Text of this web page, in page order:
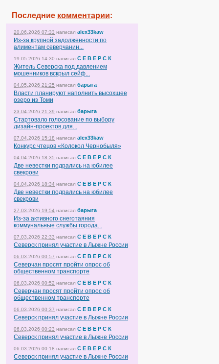
Последние комментарии:
20.06.2026 07:33 написал alex33kaw
Из-за крупной задолженности по
алиментам северчанин...
19.05.2026 14:30 написал С Е В Е Р С К
Житель Северска под давлением
мошенников вскрыл сейф...
04.05.2026 21:25 написал барыга
Власти планируют наполнить высохшее
озеро из Томи
23.04.2026 21:39 написал барыга
Стартовало голосование по выбору
дизайн-проектов для...
07.04.2026 15:18 написал alex33kaw
Конкурс чтецов «Колокол Чернобыля»
04.04.2026 18:35 написал С Е В Е Р С К
Две невестки подрались на юбилее
свекрови
04.04.2026 18:34 написал С Е В Е Р С К
Две невестки подрались на юбилее
свекрови
27.03.2026 19:54 написал барыга
Из-за активного снеготаяния
коммунальные службы города...
07.03.2026 22:33 написал С Е В Е Р С К
Северск принял участие в Лыжне России
06.03.2026 00:57 написал С Е В Е Р С К
Северчан просят пройти опрос об
общественном транспорте
06.03.2026 00:52 написал С Е В Е Р С К
Северчан просят пройти опрос об
общественном транспорте
06.03.2026 00:37 написал С Е В Е Р С К
Северск принял участие в Лыжне России
06.03.2026 00:23 написал С Е В Е Р С К
Северск принял участие в Лыжне России
06.03.2026 00:18 написал С Е В Е Р С К
Северск принял участие в Лыжне России